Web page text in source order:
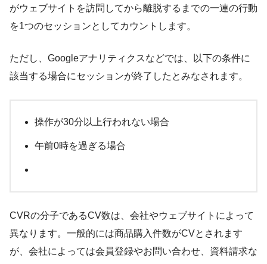
がウェブサイトを訪問してから離脱するまでの一連の行動
を1つのセッションとしてカウントします。
ただし、Googleアナリティクスなどでは、以下の条件に
該当する場合にセッションが終了したとみなされます。
操作が30分以上行われない場合
午前0時を過ぎる場合
CVRの分子であるCV数は、会社やウェブサイトによって
異なります。一般的には商品購入件数がCVとされます
が、会社によっては会員登録やお問い合わせ、資料請求な